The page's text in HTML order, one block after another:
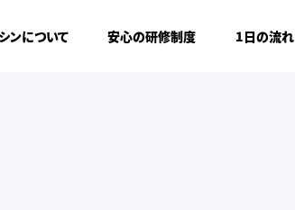
ンについて 安心の研修制度 1日の流れ